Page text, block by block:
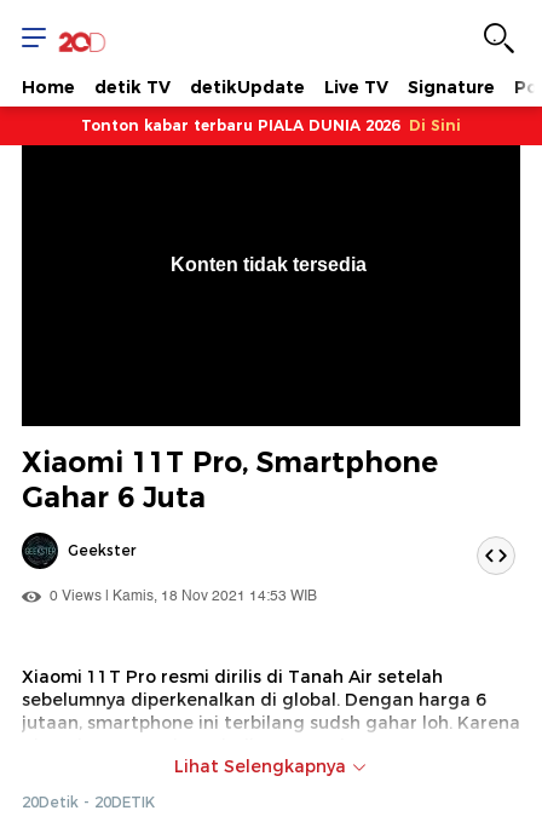
Home detik TV detikUpdate Live TV Signature
Tonton kabar terbaru PIALA DUNIA 2026 Di Sini
Konten tidak tersedia
Xiaomi 11T Pro, Smartphone
Gahar 6 Juta
Geekster
0 Views | Kamis, 18 Nov 2021 14:53 WIB
Xiaomi 11T Pro resmi dirilis di Tanah Air setelah
sebelumnya diperkenalkan di global. Dengan harga 6
jutaan, smartphone ini terbilang sudsh gahar loh. Karena
termurah di Indonesia, seperti apa wujudnya? Tonton
video ini!
Lihat Selengkapnya
20Detik - 20DETIK